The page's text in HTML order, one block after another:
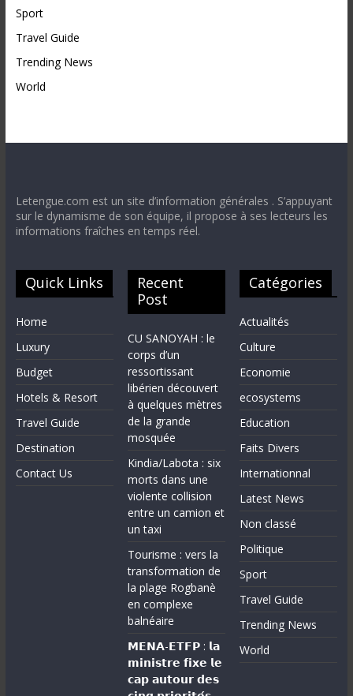
Sport
Travel Guide
Trending News
World
Letengue.com est un site d’information générales . S’appuyant
sur le dynamisme de son équipe, il propose à ses lecteurs les
informations fraîches en temps réel.
Quick Links
Home
Luxury
Budget
Hotels & Resort
Travel Guide
Destination
Contact Us
Recent
Post
CU SANOYAH : le
corps d’un
ressortissant
libérien découvert
à quelques mètres
de la grande
mosquée
Kindia/Labota : six
morts dans une
violente collision
entre un camion et
un taxi
Tourisme : vers la
transformation de
la plage Rogbanè
en complexe
balnéaire
𝗠𝗘𝗡𝗔-𝗘𝗧𝗙𝗣 : 𝗹𝗮
𝗺𝗶𝗻𝗶𝘀𝘁𝗿𝗲 𝗳𝗶𝘅𝗲 𝗹𝗲
𝗰𝗮𝗽 𝗮𝘂𝘁𝗼𝘂𝗿 𝗱𝗲𝘀
Catégories
Actualités
Culture
Economie
ecosystems
Education
Faits Divers
Internationnal
Latest News
Non classé
Politique
Sport
Travel Guide
Trending News
World